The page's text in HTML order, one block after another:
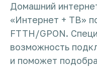
Интернет и ТВ в
Интернет в офис
Домашний
«Интернет + ТВ»
FTTH/GPON.
возможность
и поможет